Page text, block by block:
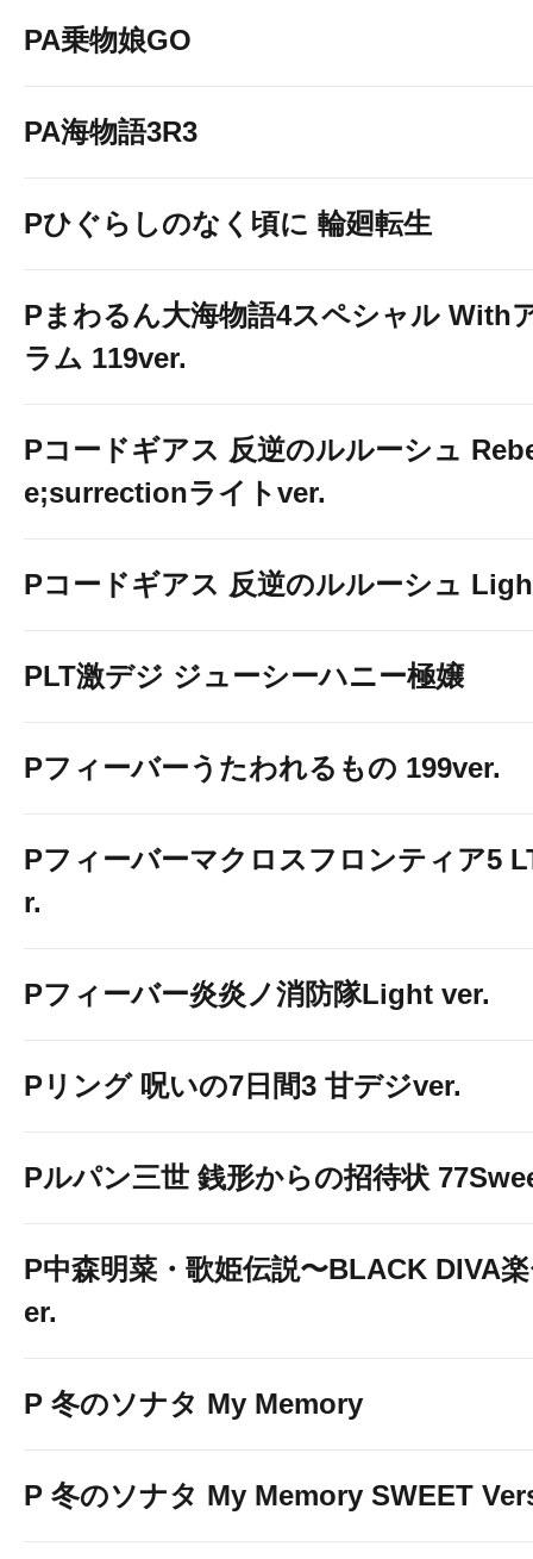
PA乗物娘GO
PA海物語3R3
Pひぐらしのなく頃に 輪廻転生
Pまわるん大海物語4スペシャル With
ラム 119ver.
Pコードギアス 反逆のルルーシュ
e;surrectionライトver.
Pコードギアス 反逆のルルーシュ
PLT激デジ ジューシーハニー極嬢
Pフィーバーうたわれるもの 199ver.
Pフィーバーマクロスフロンティア5
r.
Pフィーバー炎炎ノ消防隊Light ver.
Pリング 呪いの7日間3 甘デジver.
Pルパン三世 銭形からの招待状
P中森明菜・歌姫伝説〜BLACK DIVA
er.
P 冬のソナタ My Memory
P 冬のソナタ My Memory SWEET